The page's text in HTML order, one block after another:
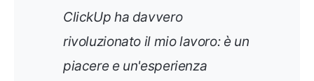
ClickUp ha davvero
rivoluzionato il mio lavoro: è un
piacere e un'esperienza